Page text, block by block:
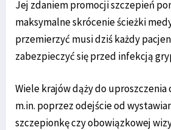
Jej zdaniem promocji szczepień
maksymalne skrócenie ścieżki
przemierzyć musi dziś każdy
zabezpieczyć się przed infekcją
Wiele krajów dąży do uproszczenia
m.in. poprzez odejście od
szczepionkę czy obowiązkowej